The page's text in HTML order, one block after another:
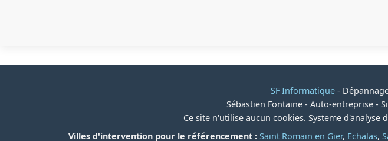
SF Informatique -
Sébastien Fontaine - Auto-entreprise -
Ce site n'utilise aucun cookies. Systeme
Villes d'intervention pour le référencement : Saint Romain en Gier, Echalas,